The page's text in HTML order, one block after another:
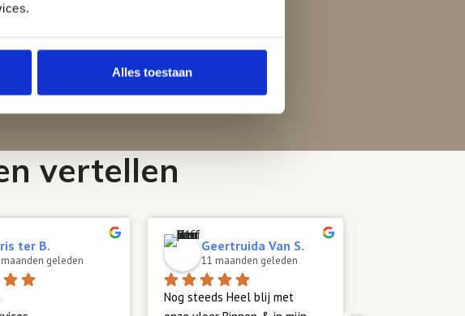
Alles toestaan
vertellen
ter B.
geleden
Geertruida Van S.
11 maanden geleden
Nog steeds Heel blij met